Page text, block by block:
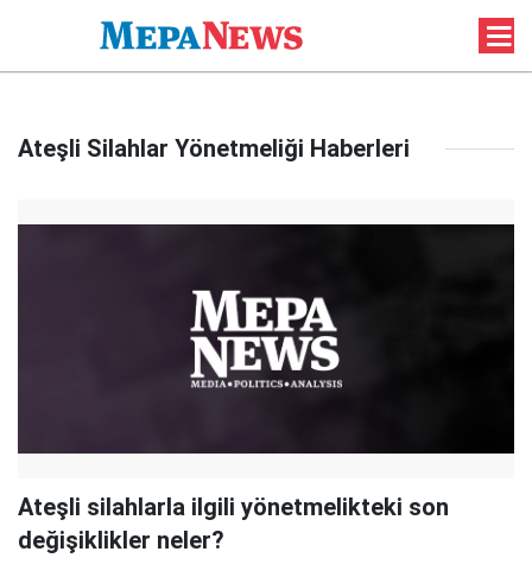
Ateşli Silahlar Yönetmeliği Haberleri
Ateşli silahlarla ilgili yönetmelikteki son
değişiklikler neler?